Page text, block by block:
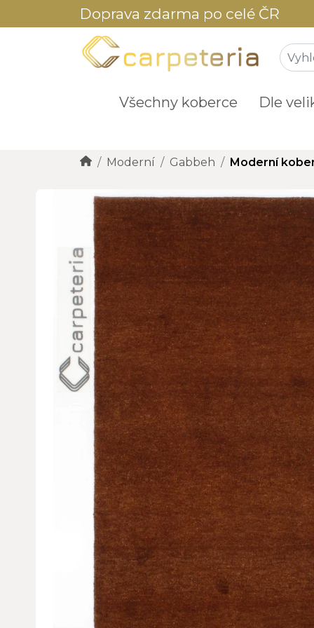
Doprava zdarma po celé ČR
Všechny koberce Dle
Moderní Gabbeh Moderní